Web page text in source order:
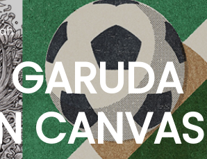
GARUDA
CANVAS